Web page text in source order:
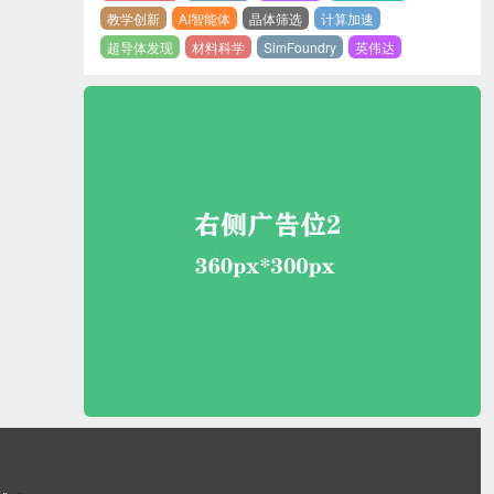
教学创新 AI智能体 晶体筛选
计算加速
超导体发现
材料科学 SimFoundry 英伟达